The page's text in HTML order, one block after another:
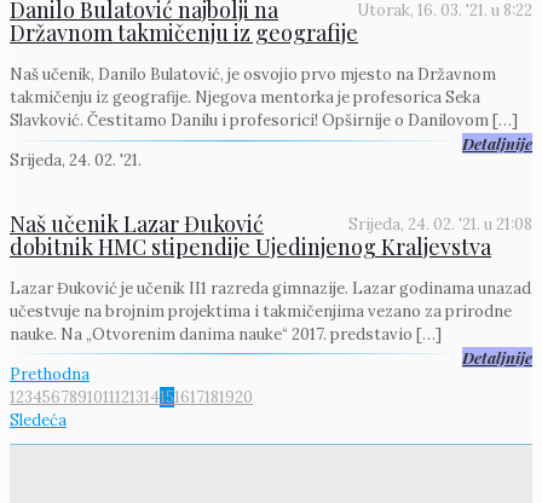
Utorak, 16. 03. '21. u 8:22
Danilo Bulatović najbolji na
Državnom takmičenju iz geografije
Naš učenik, Danilo Bulatović, je osvojio prvo mjesto na Državnom
takmičenju iz geografije. Njegova mentorka je profesorica Seka
Slavković. Čestitamo Danilu i profesorici! Opširnije o Danilovom[…]
Detaljnije
Srijeda, 24. 02. '21.
Srijeda, 24. 02. '21. u 21:08
Naš učenik Lazar Đuković
dobitnik HMC stipendije Ujedinjenog Kraljevstva
Lazar Đuković je učenik II1 razreda gimnazije. Lazar godinama unazad
učestvuje na brojnim projektima i takmičenjima vezano za prirodne
nauke. Na „Otvorenim danima nauke“ 2017. predstavio […]
Detaljnije
Prethodna
1234567891011121314151617181920
Sledeća